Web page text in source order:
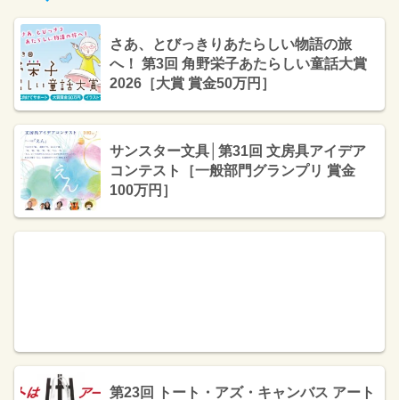
さあ、とびっきりあたらしい物語の旅
へ！ 第3回 角野栄子あたらしい童話大賞
2026［大賞 賞金50万円］
サンスター文具│第31回 文房具アイデア
コンテスト［一般部門グランプリ 賞金
100万円］
第23回 トート・アズ・キャンバス アート